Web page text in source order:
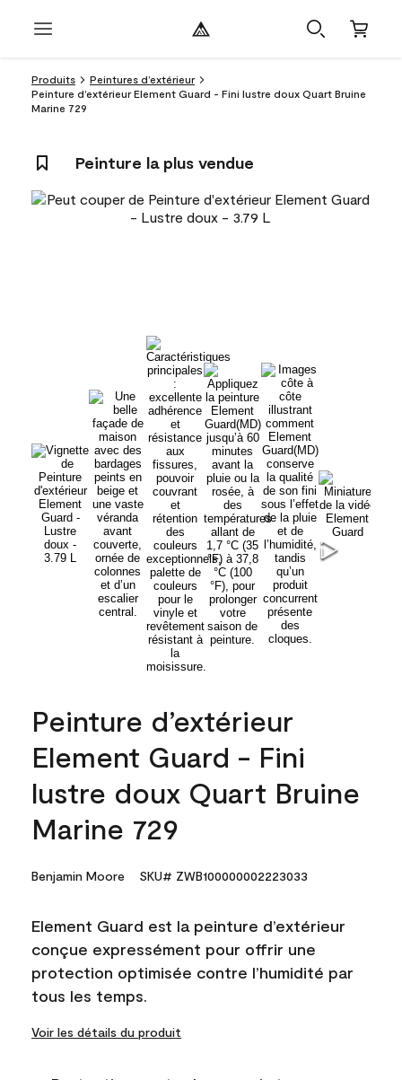
Produits
Peintures d’extérieur
Peinture d’extérieur Element Guard - Fini lustre doux Quart Bruine
Marine 729
Peinture la plus vendue
Peinture d’extérieur
Element Guard - Fini
lustre doux Quart Bruine
Marine 729
Benjamin Moore SKU# ZWB100000002223033
Element Guard est la peinture d’extérieur
conçue expressément pour offrir une
protection optimisée contre l’humidité par
tous les temps.
Voir les détails du produit